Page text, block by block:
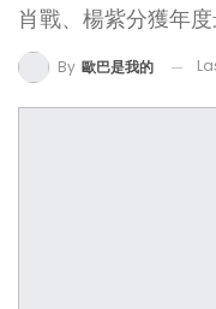
肖戰、楊紫分獲年
By 歐巴是我的